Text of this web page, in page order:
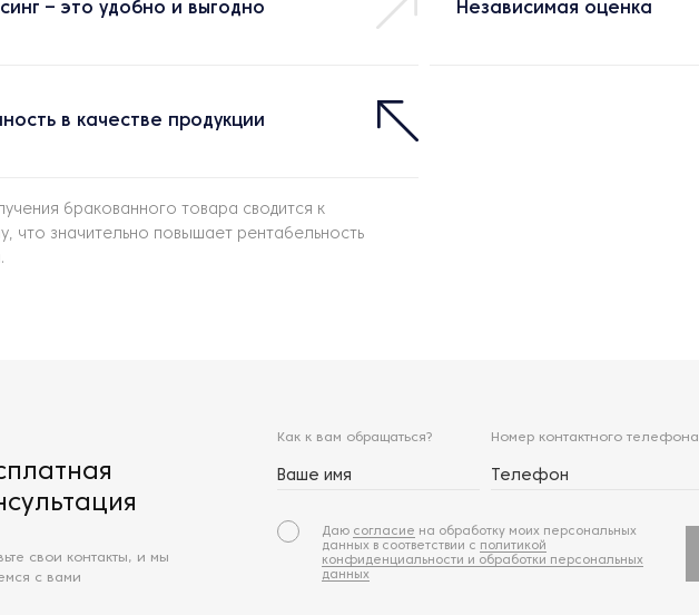
– это удобно и выгодно
в качестве продукции
бракованного товара сводится к
что значительно повышает рентабельность
Независимая оценка
свои контакты, и мы
с вами
Как к вам обращаться?
Ваше имя
Номер контактного телефона
Телефон
Даю согласие на обработку моих персональных
данных в соответствии с политикой
конфиденциальности и обработки персональных
данных